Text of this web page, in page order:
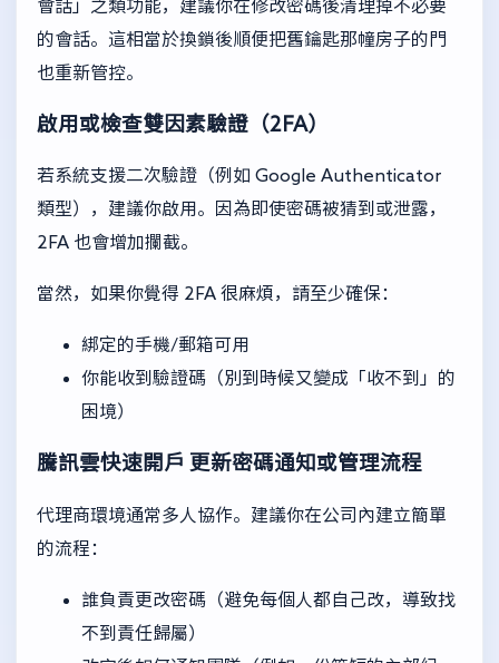
會話」之類功能，建議你在修改密碼後清理掉不必要
的會話。這相當於換鎖後順便把舊鑰匙那幢房子的門
也重新管控。
啟用或檢查雙因素驗證（2FA）
若系統支援二次驗證（例如 Google Authenticator
類型），建議你啟用。因為即使密碼被猜到或泄露，
2FA 也會增加攔截。
當然，如果你覺得 2FA 很麻煩，請至少確保：
綁定的手機/郵箱可用
你能收到驗證碼（別到時候又變成「收不到」的
困境）
騰訊雲快速開戶 更新密碼通知或管理流程
代理商環境通常多人協作。建議你在公司內建立簡單
的流程：
誰負責更改密碼（避免每個人都自己改，導致找
不到責任歸屬）